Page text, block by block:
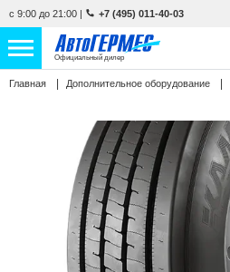
с 9:00 до 21:00 | +7 (495) 011-40-03
Официальный дилер
НОВЫЕ АВТОМОБИЛИ 4773 авто
С ПРОБЕГОМ 825 авто
СЕРВИС
УСЛУГИ
Главная Дополнительное оборудование